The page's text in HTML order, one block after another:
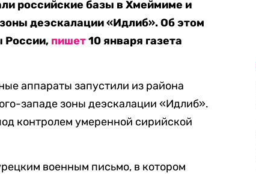
российские базы в Хмеймиме и
деэскалации «Идлиб». Об этом
России, пишет10 января газета
аппараты запустили из района
западе зоны деэскалации «Идлиб».
контролем умеренной сирийской
военным письмо, в котором